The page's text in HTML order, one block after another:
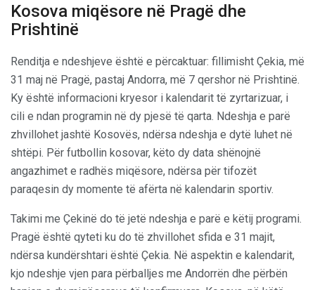
Kosova miqësore në Pragë dhe
Prishtinë
Renditja e ndeshjeve është e përcaktuar: fillimisht Çekia, më
31 maj në Pragë, pastaj Andorra, më 7 qershor në Prishtinë.
Ky është informacioni kryesor i kalendarit të zyrtarizuar, i
cili e ndan programin në dy pjesë të qarta. Ndeshja e parë
zhvillohet jashtë Kosovës, ndërsa ndeshja e dytë luhet në
shtëpi. Për futbollin kosovar, këto dy data shënojnë
angazhimet e radhës miqësore, ndërsa për tifozët
paraqesin dy momente të afërta në kalendarin sportiv.
Takimi me Çekinë do të jetë ndeshja e parë e këtij programi.
Pragë është qyteti ku do të zhvillohet sfida e 31 majit,
ndërsa kundërshtari është Çekia. Në aspektin e kalendarit,
kjo ndeshje vjen para përballjes me Andorrën dhe përbën